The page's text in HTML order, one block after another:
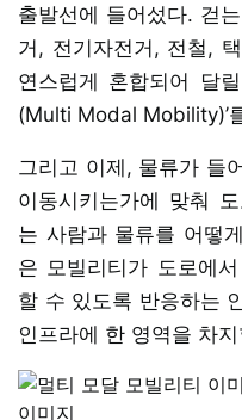
출발선에 들어섰다. 걷
거, 전기자전거, 전철,
연스럽게 혼합되어 달
(Multi Modal Mobility)’
그리고 이제, 물류가 들
이동시키는가에 맞춰
는 사람과 물류를 어떻
은 모빌리티가 도로에
할 수 있도록 반응하는
인프라에 한 영역을 차